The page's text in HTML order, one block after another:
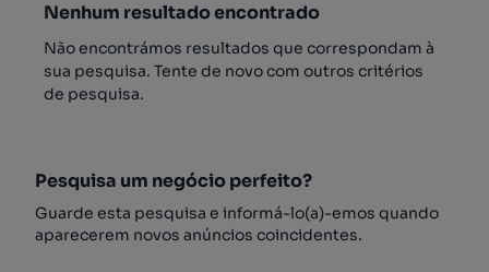
Nenhum resultado encontrado
Não encontrámos resultados que correspondam à
sua pesquisa. Tente de novo com outros critérios
de pesquisa.
Pesquisa um negócio perfeito?
Guarde esta pesquisa e informá-lo(a)-emos quando
aparecerem novos anúncios coincidentes.